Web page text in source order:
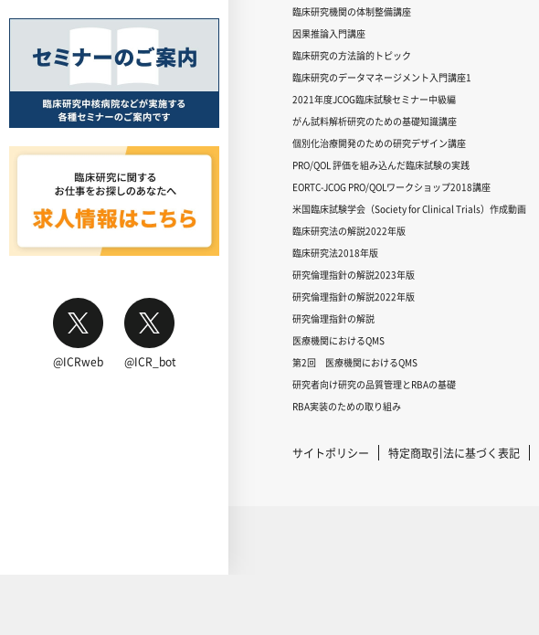
@ICRweb @ICR_bot
臨床研究機関の体制整備講座
因果推論入門講座
臨床研究の方法論的トピック
臨床研究のデータマネージメント入門講座1
2021年度JCOG臨床試験セミナー中級編
がん試料解析研究のための基礎知識講座
個別化治療開発のための研究デザイン講座
PRO/QOL 評価を組み込んだ臨床試験の実践
EORTC-JCOG PRO/QOLワークショップ2018講座
米国臨床試験学会（Society for Clinical Trials）作成動画
臨床研究法の解説2022年版
臨床研究法2018年版
研究倫理指針の解説2023年版
研究倫理指針の解説2022年版
研究倫理指針の解説
医療機関におけるQMS
第2回 医療機関におけるQMS
研究者向け研究の品質管理とRBAの基礎
RBA実装のための取り組み
サイトポリシー 特定商取引法に基づく表記